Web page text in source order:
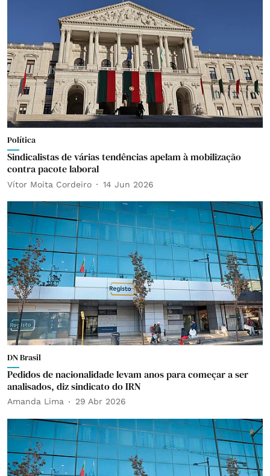
Política
Sindicalistas de várias tendências apelam à mobilização
contra pacote laboral
Vítor Moita Cordeiro 14 Jun 2026
DN Brasil
Pedidos de nacionalidade levam anos para começar a ser
analisados, diz sindicato do IRN
Amanda Lima 29 Abr 2026